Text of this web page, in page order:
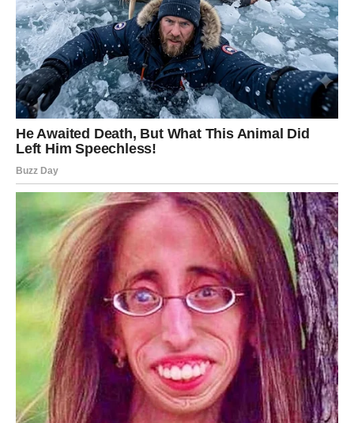
Dajte sebi vremena da razmislite prije nego što nešto
kažete ili uradite.
OVAJ VIKEND DONOSI VAŽNU
PREKRETNICU
Iako vam možda sada ne djeluje tako, vikend pred vama
mogao bi označiti početak veoma važnog perioda u
vašem životu.
Neke stvari će završiti, ali upravo zato dolazi nešto
mnogo bolje.
Zvijezde vam sada pokušavaju pokazati pravi put.
Zato nemojte ignorisati znakove, osjećaje i ljude koji se
ovog vikenda pojavljuju u vašem životu.
Jer poruka koju vam sudbina šalje ovog vikenda mogla bi